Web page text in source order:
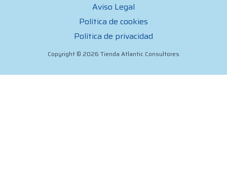
Aviso Legal
Política de cookies
Política de privacidad
Copyright © 2026 Tienda Atlantic Consultores